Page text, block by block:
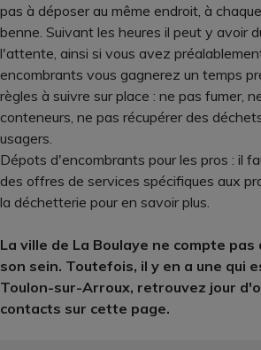
pas à déposer au même endroit, à
benne. Suivant les heures il peut y avoir
l'attente, ainsi si vous avez
encombrants vous gagnerez un temps
règles à suivre sur place : ne pas fumer,
conteneurs, ne pas récupérer des
usagers.
Dépots d'encombrants pour les pros : il
des offres de services spécifiques aux
la déchetterie pour en savoir plus.
La ville de La Boulaye ne compte
son sein. Toutefois, il y en a une qui
Toulon-sur-Arroux, retrouvez jour
contacts sur cette page.